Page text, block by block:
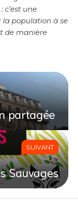
une
la population à se
de manière
partagée
SUIVANT
Sauvages